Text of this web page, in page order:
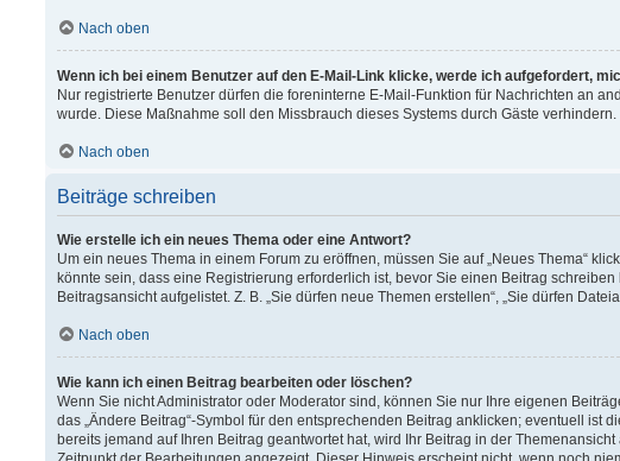
Nach oben
Wenn ich bei einem Benutzer auf den E-Mail-Link klicke, werde ich aufgefordert,
Nur registrierte Benutzer dürfen die foreninterne E-Mail-Funktion für Nachrichten an
wurde. Diese Maßnahme soll den Missbrauch dieses Systems durch Gäste verhindern.
Nach oben
Beiträge schreiben
Wie erstelle ich ein neues Thema oder eine Antwort?
Um ein neues Thema in einem Forum zu eröffnen, müssen Sie auf „Neues Thema“
könnte sein, dass eine Registrierung erforderlich ist, bevor Sie einen Beitrag
Beitragsansicht aufgelistet. Z. B. „Sie dürfen neue Themen erstellen“, „Sie dürfen
Nach oben
Wie kann ich einen Beitrag bearbeiten oder löschen?
Wenn Sie nicht Administrator oder Moderator sind, können Sie nur Ihre eigenen
das „Ändere Beitrag“-Symbol für den entsprechenden Beitrag anklicken; eventuell ist
bereits jemand auf Ihren Beitrag geantwortet hat, wird Ihr Beitrag in der